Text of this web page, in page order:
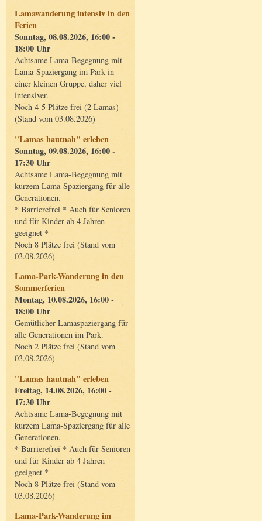
Lamawanderung intensiv in den
Ferien
Sonntag, 08.08.2026, 16:00 -
18:00 Uhr
Achtsame Lama-Begegnung mit
Lama-Spaziergang im Park in
einer kleinen Gruppe, daher viel
intensiver.
Noch 4-5 Plätze frei (2 Lamas)
(Stand vom 03.08.2026)
"Lamas hautnah" erleben
Sonntag, 09.08.2026, 16:00 -
17:30 Uhr
Achtsame Lama-Begegnung mit
kurzem Lama-Spaziergang für alle
Generationen.
* Barrierefrei * Auch für Senioren
und für Kinder ab 4 Jahren
geeignet *
Noch 8 Plätze frei (Stand vom
03.08.2026)
Lama-Park-Wanderung in den
Sommerferien
Montag, 10.08.2026, 16:00 -
18:00 Uhr
Gemütlicher Lamaspaziergang für
alle Generationen im Park.
Noch 2 Plätze frei (Stand vom
03.08.2026)
"Lamas hautnah" erleben
Freitag, 14.08.2026, 16:00 -
17:30 Uhr
Achtsame Lama-Begegnung mit
kurzem Lama-Spaziergang für alle
Generationen.
* Barrierefrei * Auch für Senioren
und für Kinder ab 4 Jahren
geeignet *
Noch 8 Plätze frei (Stand vom
03.08.2026)
Lama-Park-Wanderung im